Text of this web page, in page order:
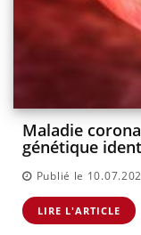
Maladie
génétique
Publié le
LIRE L'ARTICLE